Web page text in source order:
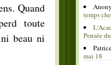
Quand
toute
beau ni
temps
Pensée
mai 18